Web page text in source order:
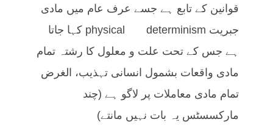
قوانین کے تابع ہے جسے عرف عام میں مادی
جبریت physical determinism کہا جاتا
ہے جس کے تحت علت و معلول کا رشتہ تمام
مادی واقعات بشمول انسانی تہذیب، الغرض
تمام مادی معاملات پر لاگو ہے (چند
مارکسسٹس یہ بات نہیں مانتے)